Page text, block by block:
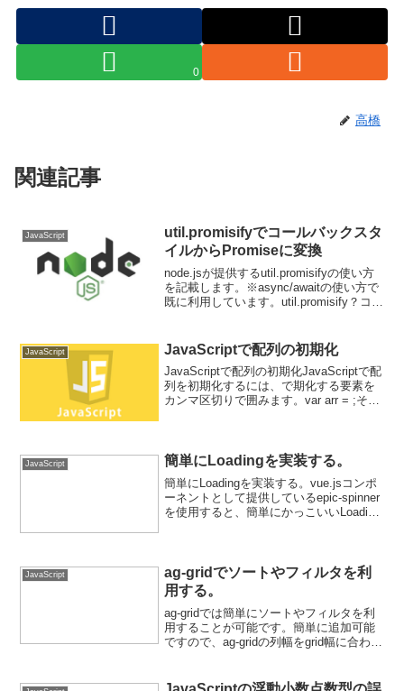
0
高橋
関連記事
JavaScript
util.promisifyでコールバックスタ
イルからPromiseに変換
node.jsが提供するutil.promisifyの使い方
を記載します。※async/awaitの使い方で
既に利用しています。util.promisify？コー
JavaScript JavaScriptで配列の初期化
JavaScriptで配列の初期化JavaScriptで配
列を初期化するには、で期化する要素を
カンマ区切りで囲みます。var arr = ;その
JavaScript 簡単にLoadingを実装する。
簡単にLoadingを実装する。vue.jsコンポ
ーネントとして提供しているepic-spinner
を使用すると、簡単にかっこいいLoading
JavaScript
ag-gridでソートやフィルタを利
用する。
ag-gridでは簡単にソートやフィルタを利
用することが可能です。簡単に追加可能
ですので、ag-gridの列幅をgrid幅に合わせ
を指定をtrueに設定す...